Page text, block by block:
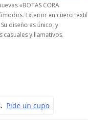
«BOTAS CORA
Exterior en cuero textil
diseño es único, y
y llamativos.